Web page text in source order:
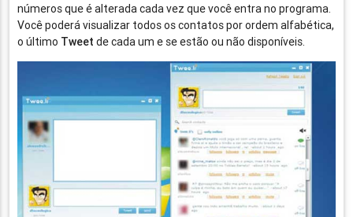
números que é alterada cada vez que você entra no programa.
Você poderá visualizar todos os contatos por ordem alfabética,
o último Tweet de cada um e se estão ou não disponíveis.